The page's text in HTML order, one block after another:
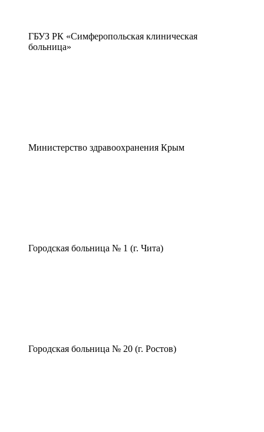
ГБУЗ РК «Симферопольская клиническая
больница»
Министерство здравоохранения Крым
Городская больница № 1 (г. Чита)
Городская больница № 20 (г. Ростов)